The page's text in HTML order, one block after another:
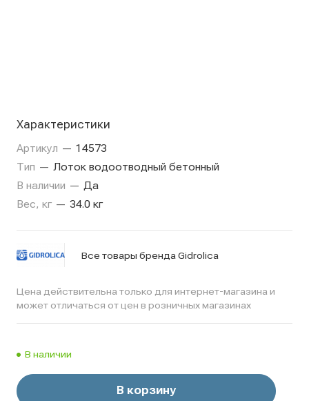
Характеристики
Артикул — 14573
Тип — Лоток водоотводный бетонный
В наличии — Да
Вес, кг — 34.0 кг
Все товары бренда Gidrolica
Цена действительна только для интернет-магазина и
может отличаться от цен в розничных магазинах
В наличии
В корзину